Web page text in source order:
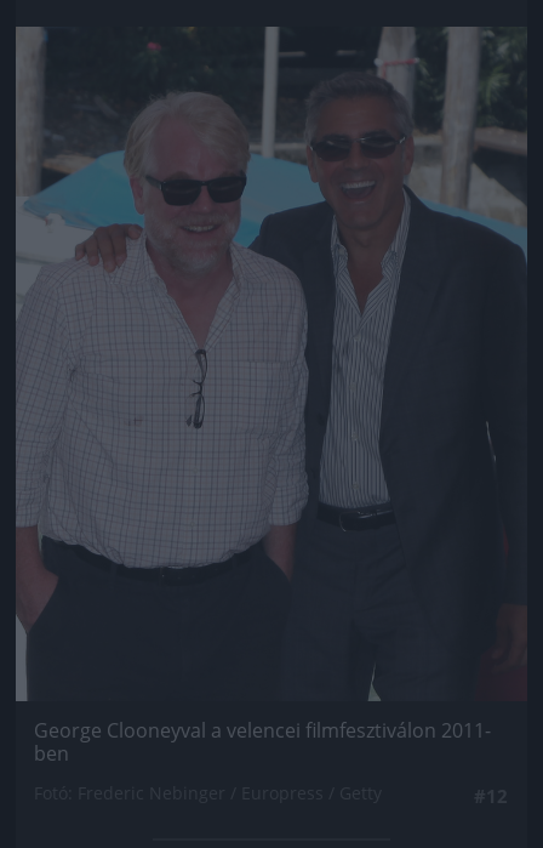
Jön még kép!
George Clooneyval a velencei filmfesztiválon 2011-
ben